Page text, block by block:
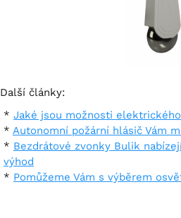
Další články:
Jaké jsou možnosti
Autonomní požární hlásič Vám
Bezdrátové zvonky Bulik
výhod
Pomůžeme Vám s výběrem